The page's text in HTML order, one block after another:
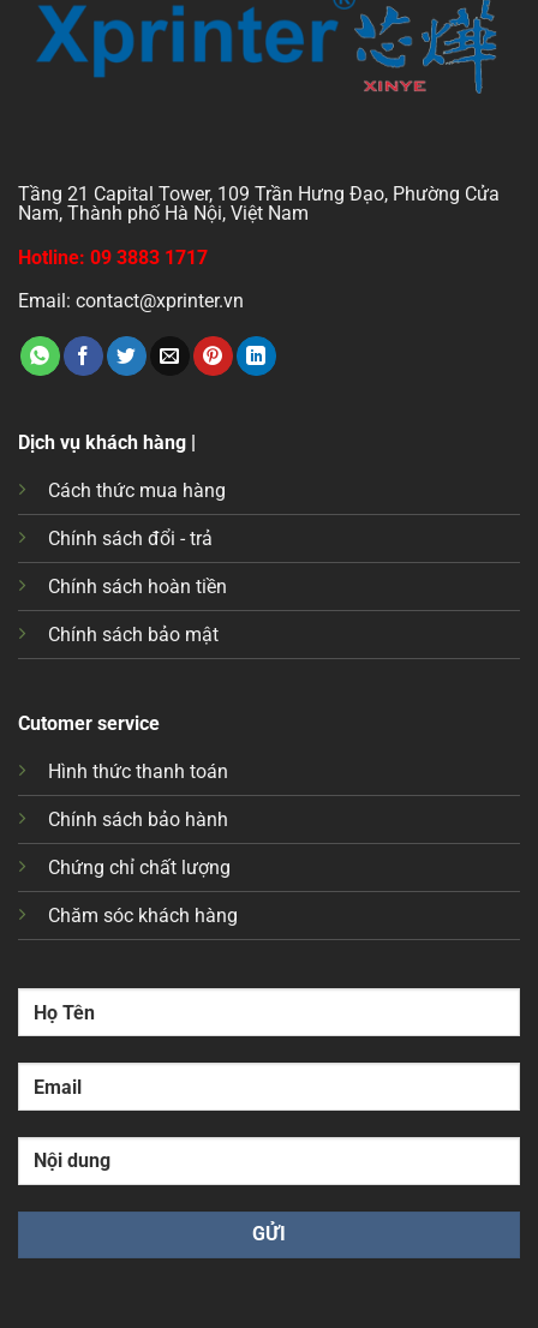
Tầng 21 Capital Tower, 109 Trần Hưng Đạo, Phường Cửa
Nam, Thành phố Hà Nội, Việt Nam
Hotline: 09 3883 1717
Email: contact@xprinter.vn
Dịch vụ khách hàng |
Cách thức mua hàng
Chính sách đổi - trả
Chính sách hoàn tiền
Chính sách bảo mật
Cutomer service
Hình thức thanh toán
Chính sách bảo hành
Chứng chỉ chất lượng
Chăm sóc khách hàng